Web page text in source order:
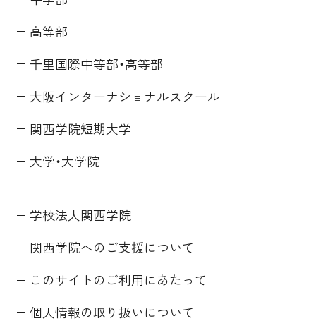
高等部
千里国際中等部・高等部
大阪インターナショナルスクール
関西学院短期大学
大学・大学院
学校法人関西学院
関西学院へのご支援について
このサイトのご利用にあたって
個人情報の取り扱いについて